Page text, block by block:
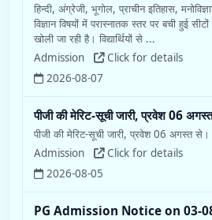
हिन्दी, अंग्रेजी, भूगोल, प्राचीन इतिहास,
विज्ञान विषयों में परास्नातक स्तर पर बची हुई
खोली जा रही है। विद्यार्थियों से ...
Admission
Click for details
2026-08-07
पीजी की मेरिट-सूची जारी, प्रवेश 06
पीजी की मेरिट-सूची जारी, प्रवेश 06 अगस्त से।
Admission
Click for details
2026-08-05
PG Admission Notice on 03-